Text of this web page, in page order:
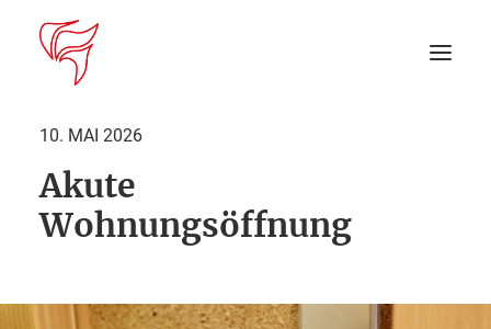
Aktuelles
DEIN EINSATZ
10. MAI 2026
Akute
Wohnungsöffnung